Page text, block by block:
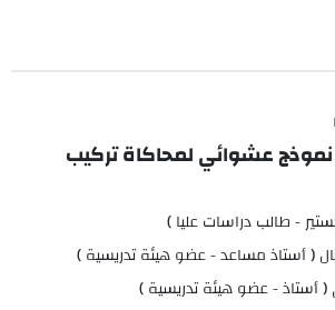
عشوائي لمحاكاة تركيب
- طالب دراسات عليا )
( أستاذ مساعد - عضو هيئة تدريسية )
( أستاذ - عضو هيئة تدريسية )